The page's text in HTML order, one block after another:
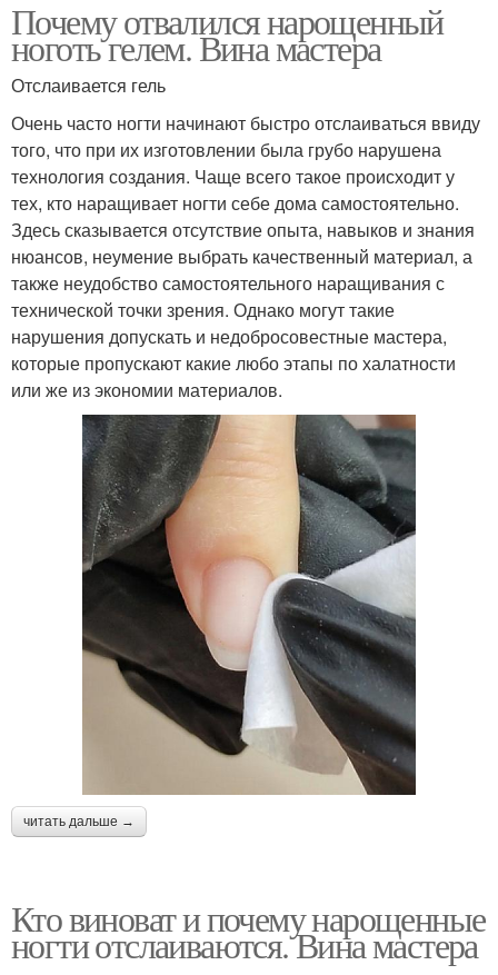
Почему отвалился нарощенный
ноготь гелем. Вина мастера
Отслаивается гель
Очень часто ногти начинают быстро отслаиваться ввиду
того, что при их изготовлении была грубо нарушена
технология создания. Чаще всего такое происходит у
тех, кто наращивает ногти себе дома самостоятельно.
Здесь сказывается отсутствие опыта, навыков и знания
нюансов, неумение выбрать качественный материал, а
также неудобство самостоятельного наращивания с
технической точки зрения. Однако могут такие
нарушения допускать и недобросовестные мастера,
которые пропускают какие любо этапы по халатности
или же из экономии материалов.
читать дальше →
Кто виноват и почему нарощенные
ногти отслаиваются. Вина мастера